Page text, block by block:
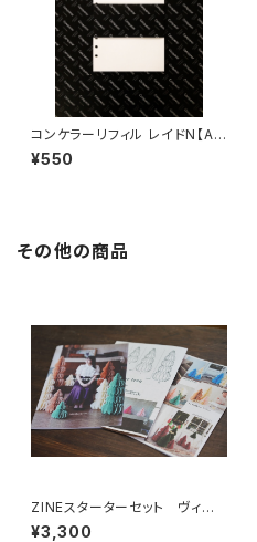
コンケラーリフィル レイドN【A
5・無地・6穴】
¥550
その他の商品
ZINEスターターセット ヴィン
テージ
¥3,300